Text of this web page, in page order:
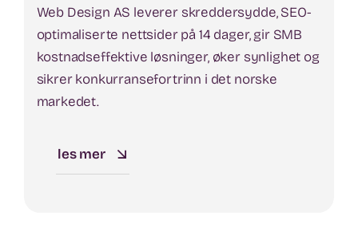
Web Design AS leverer skreddersydde, SEO-
optimaliserte nettsider på 14 dager, gir SMB
kostnadseffektive løsninger, øker synlighet og
sikrer konkurransefortrinn i det norske
markedet.
les mer